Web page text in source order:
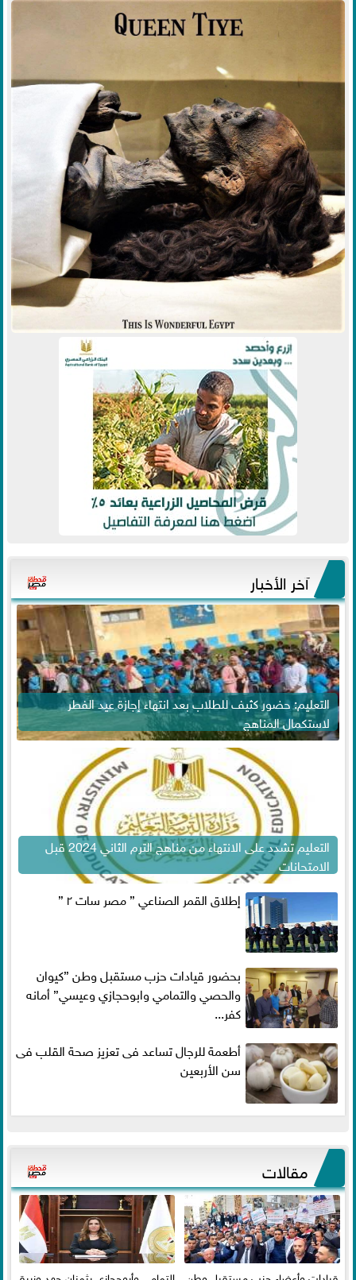
آخر الأخبار
التعليم: حضور كثيف للطلاب بعد انتهاء إجازة عيد الفطر
لاستكمال المناهج
التعليم تشدد على الانتهاء من مناهج الترم الثاني 2024 قبل
الامتحانات
إطلاق القمر الصناعي ” مصر سات ٢ ”
بحضور قيادات حزب مستقبل وطن ”كيوان
والحصي والتمامي وابوحجازي وعيسي” أمانه
كفر...
أطعمة للرجال تساعد فى تعزيز صحة القلب فى
سن الأربعين
مقالات